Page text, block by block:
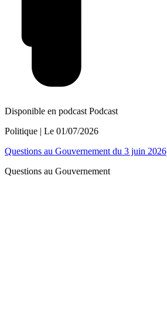
Disponible en podcast Podcast
Politique | Le 01/07/2026
Questions au Gouvernement du 3 juin 2026
Questions au Gouvernement